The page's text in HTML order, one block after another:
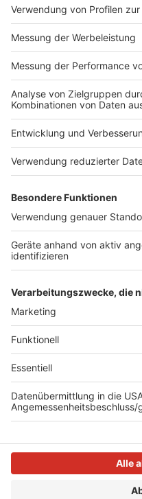
Ausland:
Balearische Inseln,
Provinz Alicante,
Tirol, Österreich:
Côte d’Azur,
Istrien, Kroatien: bis
Zeeland,
Toskana, Italien: bis
Gardasee, Italien:
* Daten basieren auf
FeWo-direkt Buchungen
Anzeige